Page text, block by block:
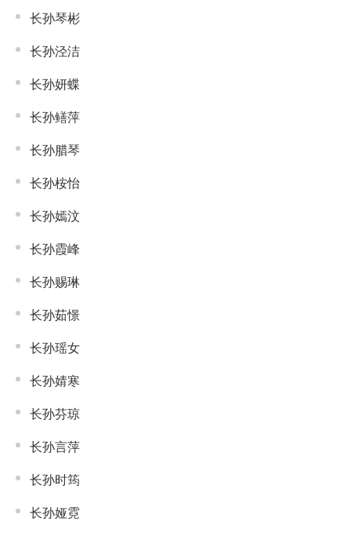
长孙琴彬
长孙泾洁
长孙妍蝶
长孙鳝萍
长孙腊琴
长孙桉怡
长孙嫣汶
长孙霞峰
长孙赐琳
长孙茹憬
长孙瑶女
长孙婧寒
长孙芬琼
长孙言萍
长孙时筠
长孙娅霓